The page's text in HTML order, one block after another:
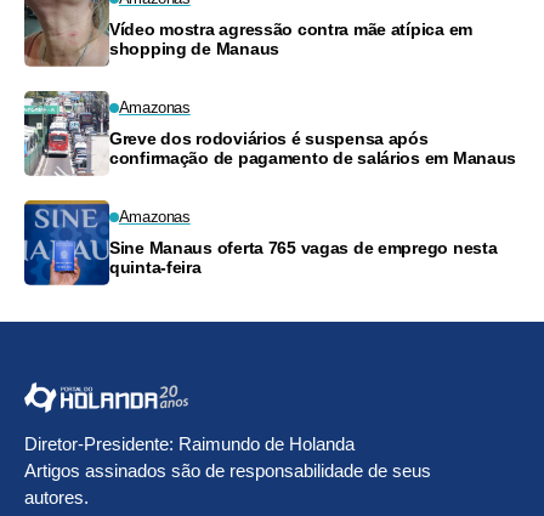
Vídeo mostra agressão contra mãe atípica em
shopping de Manaus
Amazonas
Greve dos rodoviários é suspensa após
confirmação de pagamento de salários em Manaus
Amazonas
Sine Manaus oferta 765 vagas de emprego nesta
quinta-feira
Diretor-Presidente: Raimundo de Holanda
Artigos assinados são de responsabilidade de seus
autores.